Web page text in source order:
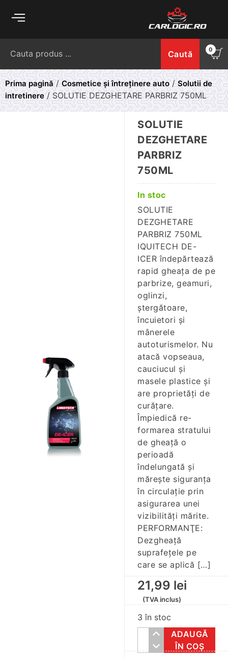
Caută 0
Prima pagină/Cosmetice și întreținere auto/Solutii de
intretinere/ SOLUTIE DEZGHETARE PARBRIZ 750ML
SOLUTIE
DEZGHETARE
PARBRIZ
750ML
In stoc
SOLUTIE
DEZGHETARE
PARBRIZ 750ML
IQUITECH DE-
ICER îndepărtează
rapid gheața de pe
parbrize, geamuri,
oglinzi,
ştergătoare,
încuietori și
mânerele
autoturismelor. Nu
atacă vopseaua,
cauciucul și
masele plastice și
are proprietăți de
curățare.
Împiedică re-
formarea stratului
de gheață o
perioadă
îndelungată și
mărește siguranța
în circulație prin
asigurarea unei
vizibilități mărite.
PERFORMANŢE:
Dezgheață
suprafețele pe
care se aplică […]
21,99 lei
(TVA inclus)
3 în stoc
Cantitate
ADAUGĂ
ÎN COȘ